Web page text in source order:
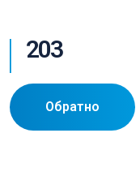
203
Обратно